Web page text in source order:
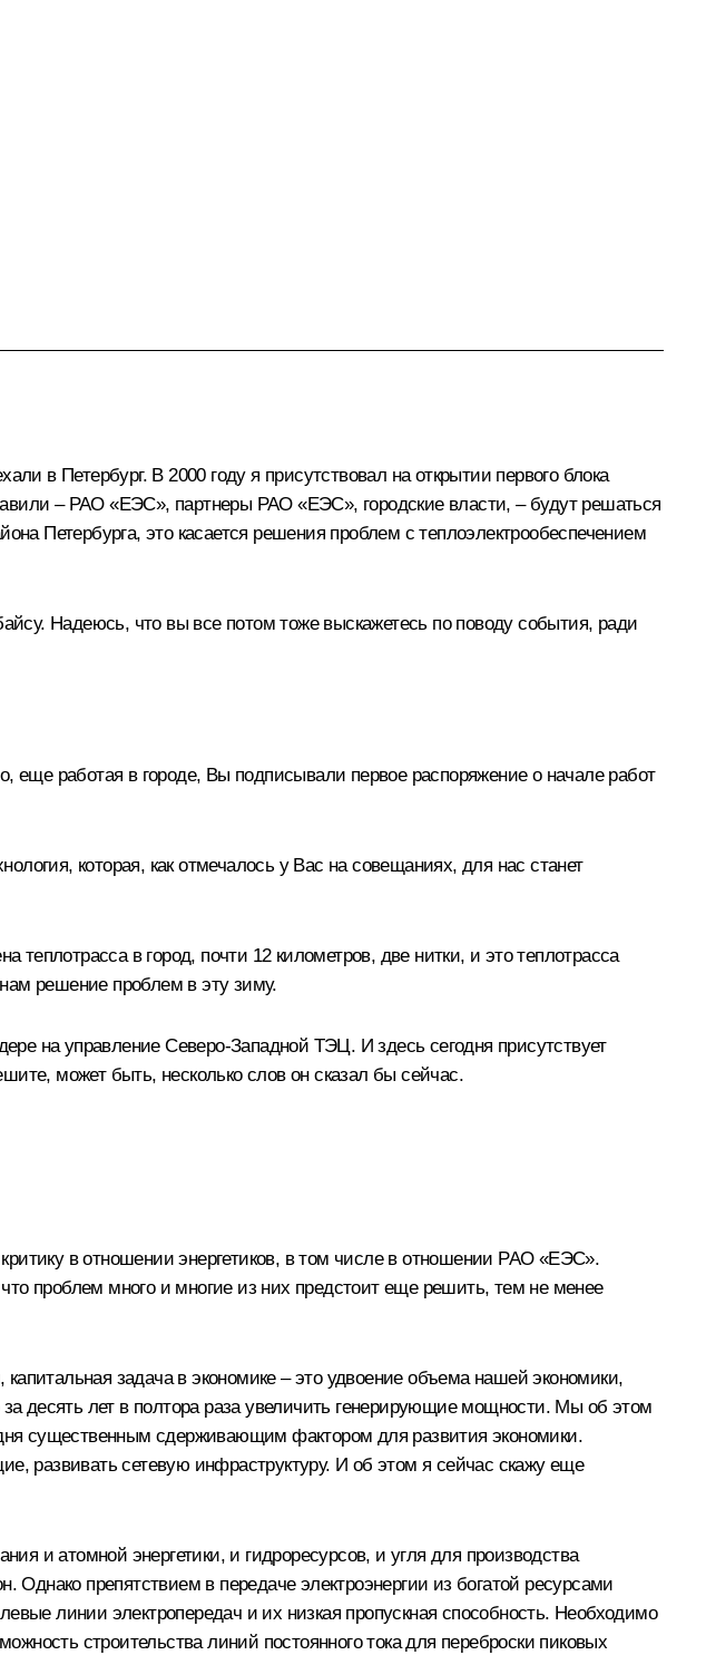
в Петербург. В 2000 году я присутствовал на открытии первого блока
– РАО «ЕЭС», партнеры РАО «ЕЭС», городские власти, – будут решаться
Петербурга, это касается решения проблем с теплоэлектрообеспечением
Надеюсь, что вы все потом тоже выскажетесь по поводу события, ради
еще работая в городе, Вы подписывали первое распоряжение о начале работ
которая, как отмечалось у Вас на совещаниях, для нас станет
теплотрасса в город, почти 12 километров, две нитки, и это теплотрасса
решение проблем в эту зиму.
на управление Северо-Западной ТЭЦ. И здесь сегодня присутствует
может быть, несколько слов он сказал бы сейчас.
в отношении энергетиков, в том числе в отношении РАО «ЕЭС».
проблем много и многие из них предстоит еще решить, тем не менее
задача в экономике – это удвоение объема нашей экономики,
десять лет в полтора раза увеличить генерирующие мощности. Мы об этом
существенным сдерживающим фактором для развития экономики.
развивать сетевую инфраструктуру. И об этом я сейчас скажу еще
и атомной энергетики, и гидроресурсов, и угля для производства
препятствием в передаче электроэнергии из богатой ресурсами
линии электропередач и их низкая пропускная способность. Необходимо
строительства линий постоянного тока для переброски пиковых